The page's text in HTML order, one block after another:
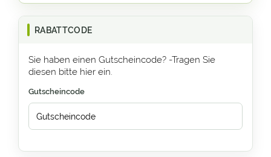
RABATTCODE
Sie haben einen Gutscheincode? -Tragen Sie
diesen bitte hier ein.
Gutscheincode